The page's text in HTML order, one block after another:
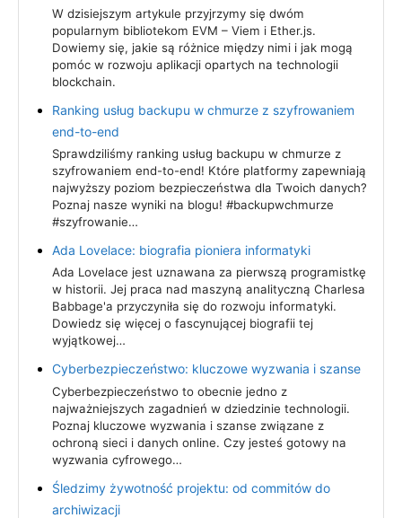
W dzisiejszym artykule przyjrzymy się dwóm
popularnym bibliotekom EVM – Viem i Ether.js.
Dowiemy się, jakie są różnice między nimi i jak mogą
pomóc w rozwoju aplikacji opartych na technologii
blockchain.
Ranking usług backupu w chmurze z szyfrowaniem
end-to-end
Sprawdziliśmy ranking usług backupu w chmurze z
szyfrowaniem end-to-end! Które platformy zapewniają
najwyższy poziom bezpieczeństwa dla Twoich danych?
Poznaj nasze wyniki na blogu! #backupwchmurze
#szyfrowanie…
Ada Lovelace: biografia pioniera informatyki
Ada Lovelace jest uznawana za pierwszą programistkę
w historii. Jej praca nad maszyną analityczną Charlesa
Babbage'a przyczyniła się do rozwoju informatyki.
Dowiedz się więcej o fascynującej biografii tej
wyjątkowej…
Cyberbezpieczeństwo: kluczowe wyzwania i szanse
Cyberbezpieczeństwo to obecnie jedno z
najważniejszych zagadnień w dziedzinie technologii.
Poznaj kluczowe wyzwania i szanse związane z
ochroną sieci i danych online. Czy jesteś gotowy na
wyzwania cyfrowego…
Śledzimy żywotność projektu: od commitów do
archiwizacji